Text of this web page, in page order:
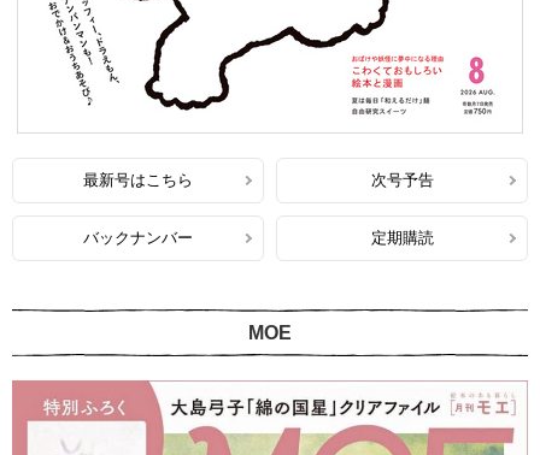
最新号はこちら 次号予告
バックナンバー 定期購読
MOE